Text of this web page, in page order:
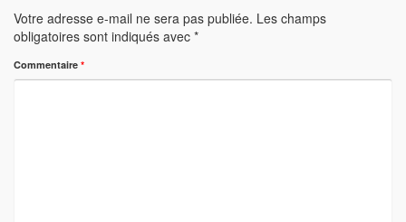
Votre adresse e-mail ne sera pas publiée. Les champs
obligatoires sont indiqués avec *
Commentaire *